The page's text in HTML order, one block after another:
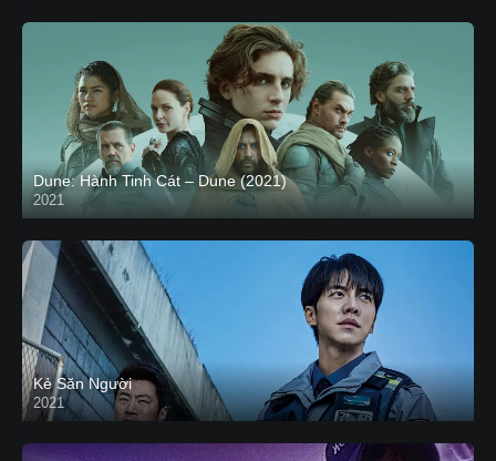
Dune: Hành Tinh Cát – Dune (2021)
2021
HD VIETSUB
Kẻ Săn Người
2021